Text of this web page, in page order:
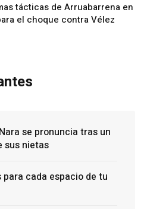
tácticas de Arruabarrena en
el choque contra Vélez
se pronuncia tras un
sus nietas
cada espacio de tu